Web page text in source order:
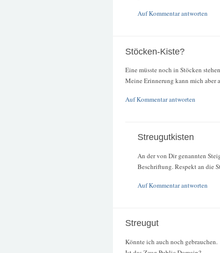
Auf Kommentar antworten
Stöcken-Kiste?
Eine müsste noch in Stöcken
Meine Erinnerung kann mich aber
Auf Kommentar antworten
Streugutkisten
An der von Dir genannten
Beschriftung. Respekt an die
Auf Kommentar antworten
Streugut
Könnte ich auch noch gebrauchen.